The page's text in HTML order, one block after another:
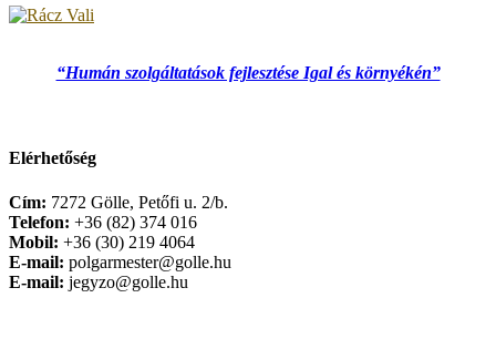
“Humán szolgáltatások fejlesztése Igal és környékén”
Elérhetőség
Cím: 7272 Gölle, Petőfi u. 2/b.
Telefon: +36 (82) 374 016
Mobil: +36 (30) 219 4064
E-mail: polgarmester@golle.hu
E-mail: jegyzo@golle.hu